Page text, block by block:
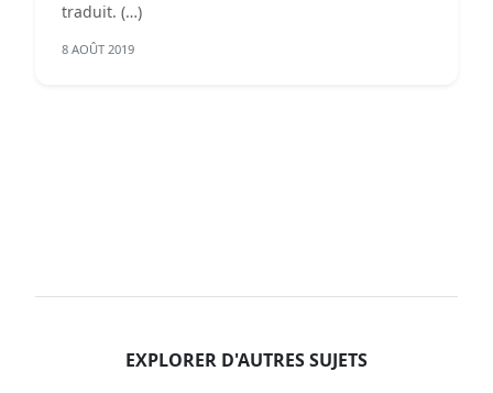
traduit. (…)
8 AOÛT 2019
EXPLORER D'AUTRES SUJETS